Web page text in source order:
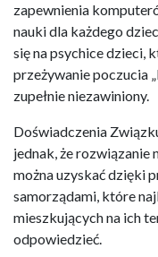
zapewnienia
nauki dla każdego
się na psychice dzieci,
przeżywanie poczucia
zupełnie niezawiniony.
Doświadczenia
jednak, że rozwiązanie
można uzyskać dzięki
samorządami, które
mieszkujących na ich
odpowiedzieć.